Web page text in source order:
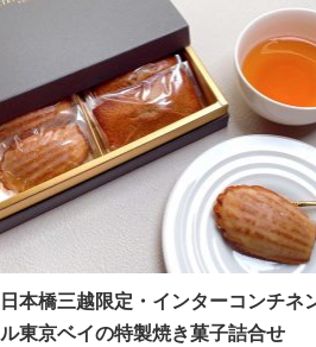
日本橋三越限定・インターコンチネ
ル東京ベイの特製焼き菓子詰合せ